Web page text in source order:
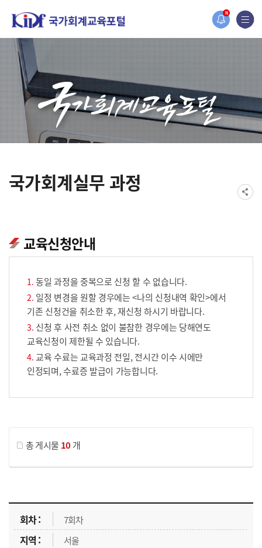
N
홈페이지가 새롭게 개편되었습니다.
한국조세재정연구원홈페이지가 새롭게 개설되었습니다.
국가회계실무 과정
교육신청안내
동일 과정을 중복으로 신청 할 수 없습니다.
일정 변경을 원할 경우에는 <나의 신청내역 확인>에서
기존 신청건을 취소한 후, 재신청 하시기 바랍니다.
신청 후 사전 취소 없이 불참한 경우에는 당해연도
교육신청이 제한될 수 있습니다.
교육 수료는 교육과정 전일, 전시간 이수 시에만
인정되며, 수료증 발급이 가능합니다.
총 게시물 10개
교육신청 목록을 나타낸 표로 회차, 지역, 접수기간, 교육기간, 교육장소, 신청인원/모집인원, 상태로 나뉘어 설명합니다.
7회차
서울